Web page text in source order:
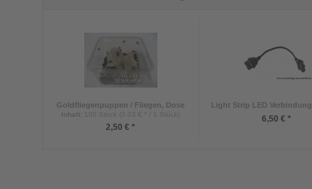
Goldfliegenpuppen / Fliegen, Dose
Inhalt: 100 Stück (0,03 € * / 1 Stück)
2,50 € *
Light Strip LED
6,50 € *